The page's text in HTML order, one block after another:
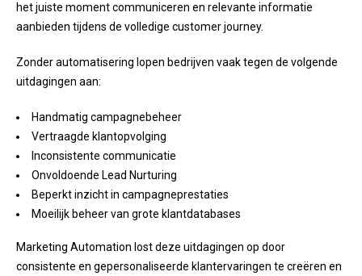
het juiste moment communiceren en relevante informatie
aanbieden tijdens de volledige customer journey.
Zonder automatisering lopen bedrijven vaak tegen de volgende
uitdagingen aan:
Handmatig campagnebeheer
Vertraagde klantopvolging
Inconsistente communicatie
Onvoldoende Lead Nurturing
Beperkt inzicht in campagneprestaties
Moeilijk beheer van grote klantdatabases
Marketing Automation lost deze uitdagingen op door
consistente en gepersonaliseerde klantervaringen te creëren en